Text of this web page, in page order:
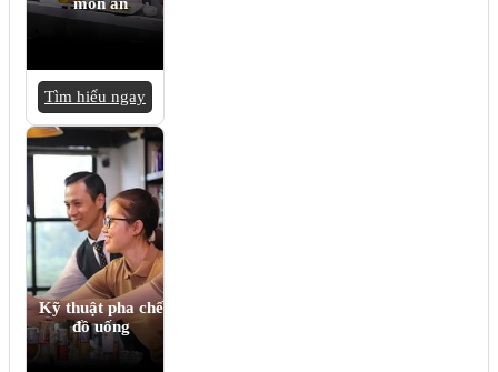
Tìm hiểu ngay
Kỹ thuật pha chế
đồ uống